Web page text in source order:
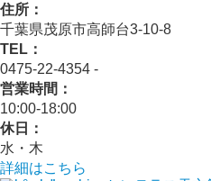
住所：
千葉県茂原市高師台3-10-8
TEL：
0475-22-4354 ‐
営業時間：
10:00‐18:00
休日：
水・木
詳細はこちら